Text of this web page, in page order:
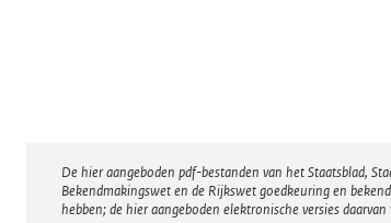
Disclaimer
De hier aangeboden pdf-bestanden van het Staatsblad,
Bekendmakingswet en de Rijkswet goedkeuring en
hebben; de hier aangeboden elektronische versies